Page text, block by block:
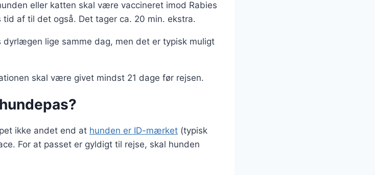
eller katten skal være vaccineret imod Rabies
af til det også. Det tager ca. 20 min. ekstra.
lige samme dag, men det er typisk muligt
skal være givet mindst 21 dage før rejsen.
ikke andet end at hunden er ID-mærket (typisk
For at passet er gyldigt til rejse, skal hunden